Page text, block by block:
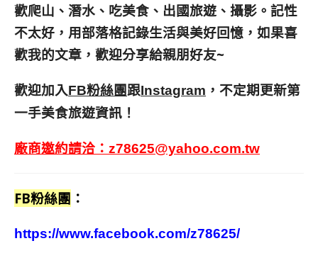
歡爬山、潛水、吃美食、出國旅遊、攝影。 記性
不太好，用部落格記錄生活與美好回憶， 如果喜
歡我的文章，歡迎分享給親朋好友~
歡迎加入FB粉絲團跟Instagram ，不定期更新第
一手美食旅遊資訊！
廠商邀約請洽： z78625@yahoo.com.tw
FB粉絲團 ：
https://www.facebook.com/z78625/